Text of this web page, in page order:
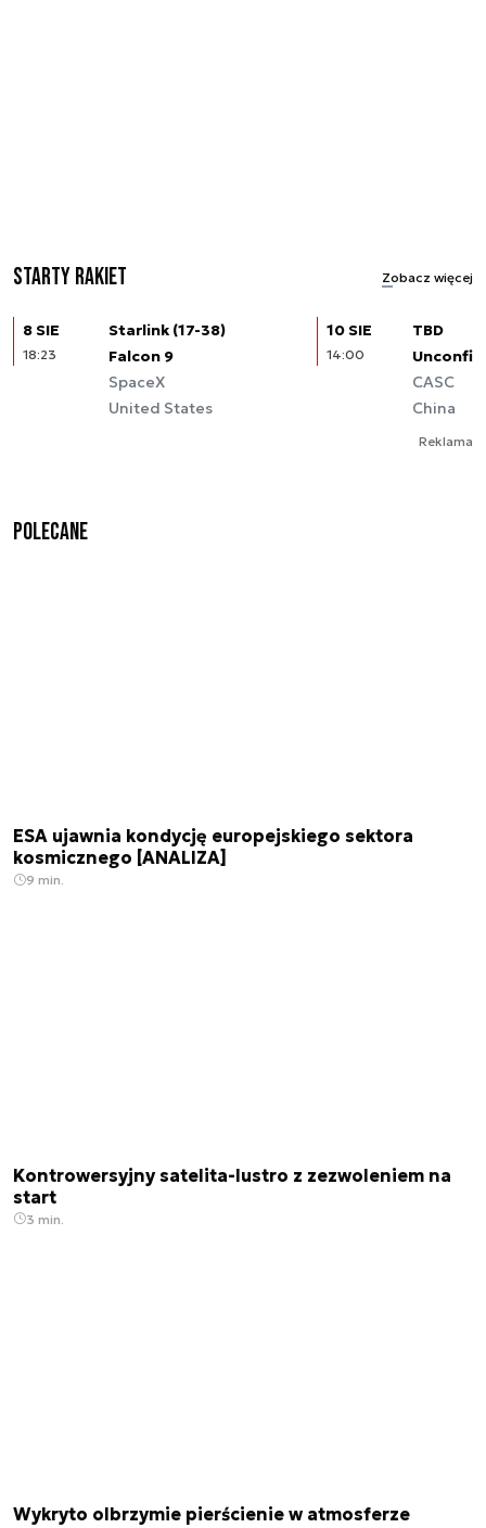
Starty rakiet Zobacz więcej
8 SIE
18:23
Starlink (17-38)
Falcon 9
SpaceX
United States
10 SIE
14:00
TBD
CASC
China
Reklama
Polecane
ESA ujawnia kondycję europejskiego sektora
kosmicznego [ANALIZA]
9 min.
Kontrowersyjny satelita-lustro z zezwoleniem na
start
3 min.
Wykryto olbrzymie pierścienie w atmosferze